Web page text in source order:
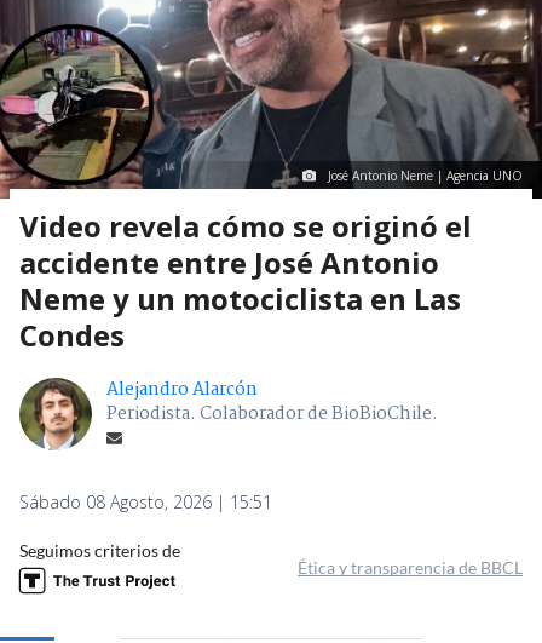
José Antonio Neme | Agencia UNO
Video revela cómo se originó el
accidente entre José Antonio
Neme y un motociclista en Las
Condes
Alejandro Alarcón
Periodista. Colaborador de BioBioChile.
Sábado 08 Agosto, 2026 | 15:51
Seguimos criterios de
Ética y transparencia de BBCL